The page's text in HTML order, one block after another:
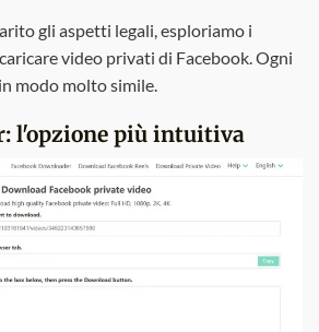
gli aspetti legali, esploriamo i
video privati di Facebook. Ogni
modo molto simile.
l'opzione più intuitiva